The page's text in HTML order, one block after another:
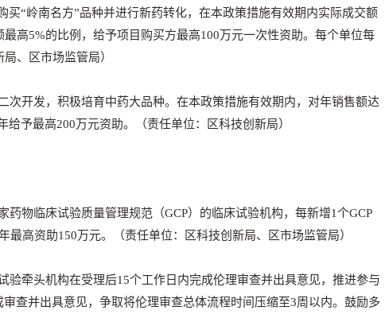
买“岭南名方”品种并进行新药转化，在本政策措施有效期内实际成交额
高5%的比例，给予项目购买方最高100万元一次性资助。每个单位每
、区市场监管局）
次开发，积极培育中药大品种。在本政策措施有效期内，对年销售额达
予最高200万元资助。（责任单位：区科技创新局）
药物临床试验质量管理规范（GCP）的临床试验机构，每新增1个GCP
最高资助150万元。（责任单位：区科技创新局、区市场监管局）
验牵头机构在受理后15个工作日内完成伦理审查并出具意见，推进参与
查并出具意见，争取将伦理审查总体流程时间压缩至3周以内。鼓励多